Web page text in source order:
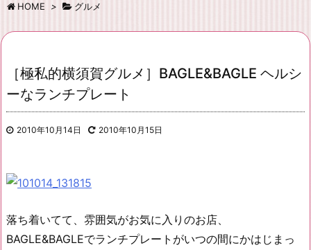
HOME > グルメ
［極私的横須賀グルメ］BAGLE&BAGLE ヘルシ
ーなランチプレート
2010年10月14日 2010年10月15日
落ち着いてて、雰囲気がお気に入りのお店、
BAGLE&BAGLEでランチプレートがいつの間にかはじまっ